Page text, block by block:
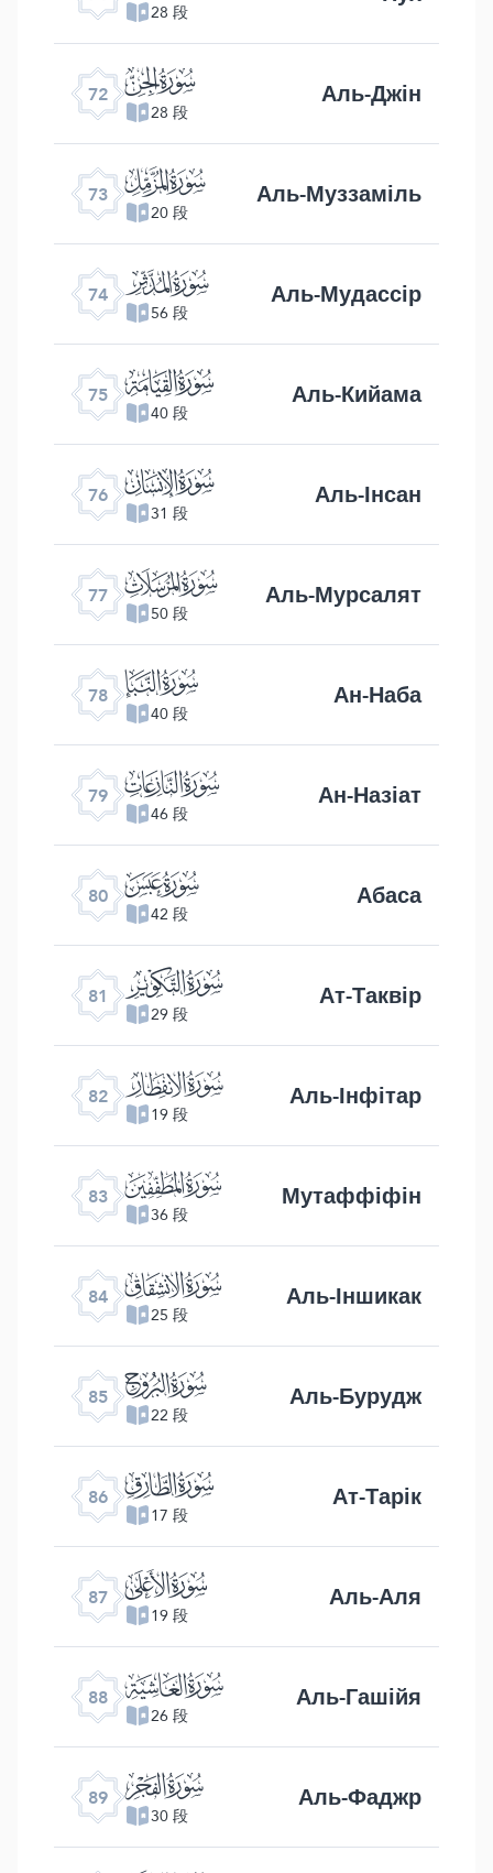
28 段
72 ﯵ
28 段 Аль-Джін
73 ﯶ
20 段 Аль-Муззаміль
74 ﯷ
56 段 Аль-Мудассір
75 ﯸ
40 段 Аль-Кийама
76 ﯹ
31 段 Аль-Інсан
77 ﯺ
50 段 Аль-Мурсалят
78 ﯻ
40 段 Ан-Наба
79 ﯼ
46 段 Ан-Назіат
80 ﯽ
42 段 Абаса
81 ﯾ
29 段 Ат-Таквір
82 ﯿ
19 段 Аль-Інфітар
83 ﰀ
36 段 Мутаффіфін
84 ﰁ
25 段 Аль-Іншикак
85 ﰂ
22 段 Аль-Бурудж
86 ﰃ
17 段 Ат-Тарік
87 ﰄ
19 段 Аль-Аля
88 ﰅ
26 段 Аль-Гашійя
89 ﰆ
30 段 Аль-Фаджр